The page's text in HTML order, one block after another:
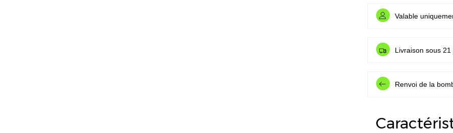
Valable
Livraison sous
Renvoi de la